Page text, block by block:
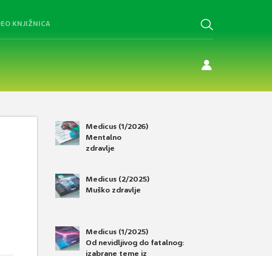
KNJIŽNICA
Medicus (1/2026)
Mentalno
zdravlje
Medicus (2/2025)
Muško zdravlje
Medicus (1/2025)
Od nevidljivog do fatalnog:
izabrane teme iz